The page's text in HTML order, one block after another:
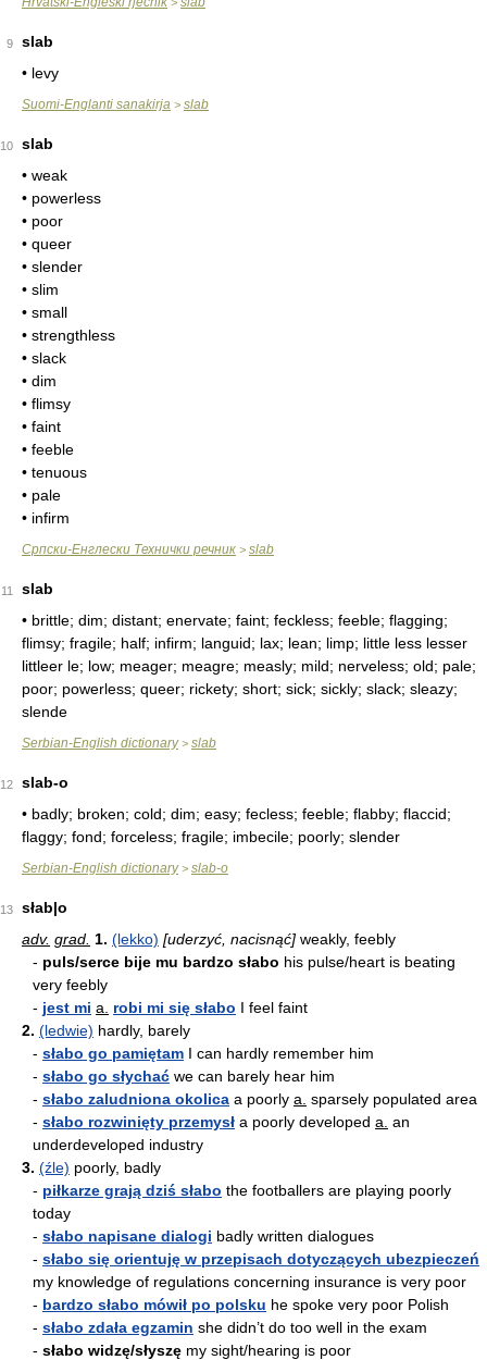
9
slab
• levy
Suomi-Englanti sanakirja > slab
10
slab
• weak
• powerless
• poor
• queer
• slender
• slim
• small
• strengthless
• slack
• dim
• flimsy
• faint
• feeble
• tenuous
• pale
• infirm
Српски-Енглески Технички речник > slab
11
slab
• brittle; dim; distant; enervate; faint; feckless; feeble; flagging;
flimsy; fragile; half; infirm; languid; lax; lean; limp; little less lesser
littleer le; low; meager; meagre; measly; mild; nerveless; old; pale;
poor; powerless; queer; rickety; short; sick; sickly; slack; sleazy;
slende
Serbian-English dictionary> slab
12
slab-o
• badly; broken; cold; dim; easy; fecless; feeble; flabby; flaccid;
flaggy; fond; forceless; fragile; imbecile; poorly; slender
Serbian-English dictionary> slab-o
13
słab|o
adv. grad. 1. (lekko) [uderzyć, nacisnąć] weakly, feebly
- puls/serce bije mu bardzo słabo his pulse/heart is beating
very feebly
- jest mi a. robi mi się słabo I feel faint
2. (ledwie) hardly, barely
- słabo go pamiętam I can hardly remember him
- słabo go słychać we can barely hear him
- słabo zaludniona okolica a poorly a. sparsely populated area
- słabo rozwinięty przemysł a poorly developed a. an
underdeveloped industry
3. (źle) poorly, badly
- piłkarze grają dziś słabo the footballers are playing poorly
today
- słabo napisane dialogi badly written dialogues
- słabo się orientuję w przepisach dotyczących ubezpieczeń
my knowledge of regulations concerning insurance is very poor
- bardzo słabo mówił po polsku he spoke very poor Polish
- słabo zdała egzamin she didn’t do too well in the exam
- słabo widzę/słyszę my sight/hearing is poor